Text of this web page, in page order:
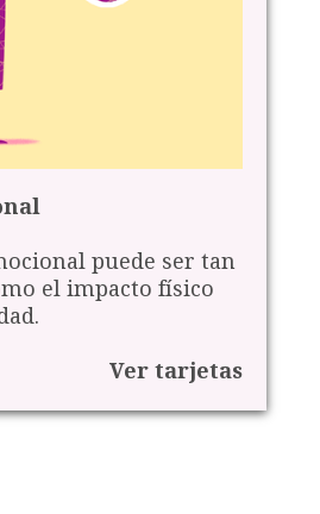
puede ser tan
el impacto físico
Ver tarjetas